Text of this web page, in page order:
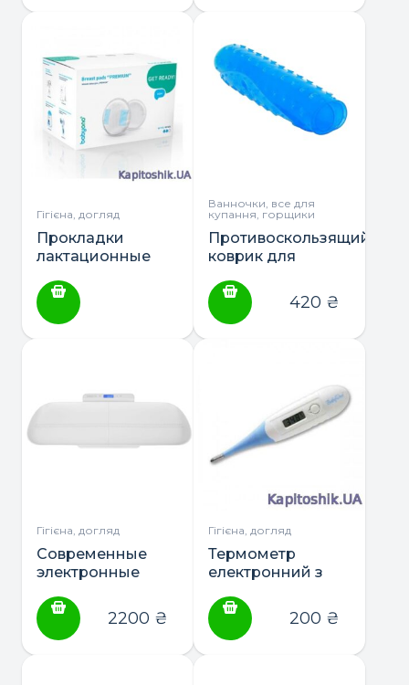
Гігієна, догляд
Прокладки
лактационные
PREMIUM (60шт.)
Ванночки, все для
купання, горщики
Противоскользящий
коврик для
75х35
420 ₴
Гігієна, догляд
Современные
электронные
BabyOno до 100
кг. (с bluetooth)
2200 ₴
Гігієна, догляд
Термометр
електронний з
наконечником
BabyOno
200 ₴